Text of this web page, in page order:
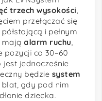
trzech wysokości,
przełączać się
i pełnym
mają alarm ruchu,
pozycji co 30–60
jednocześnie
będzie system
gdy pod nim
dziecka.